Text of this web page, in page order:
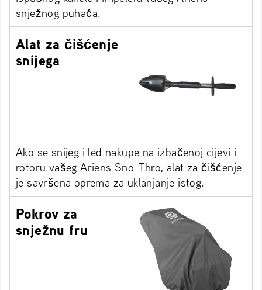
snježnog puhača.
Alat za čišćenje
snijega
Ako se snijeg i led nakupe na izbačenoj cijevi i
rotoru vašeg Ariens Sno-Thro, alat za čišćenje
je savršena oprema za uklanjanje istog.
Pokrov za
snježnu fru